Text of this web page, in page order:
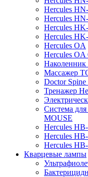
Hercules
Hercules
Hercules
Hercules
Hercules OA
Hercules OA
Наколенник
Массажер
Doctor Spine
Тренажер
Система
MOUSE
Hercules
Hercules
Hercules
Кварцевые лампы